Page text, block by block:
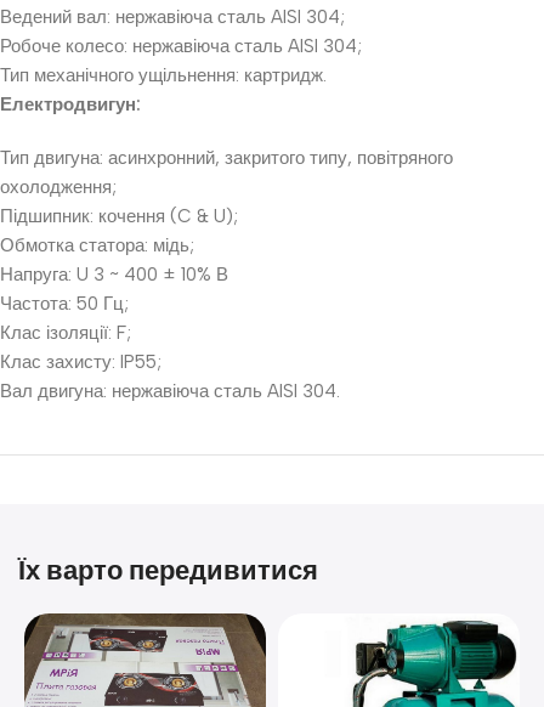
Ведений вал: нержавіюча сталь AISI 304;
Робоче колесо: нержавіюча сталь AISI 304;
Тип механічного ущільнення: картридж.
Електродвигун:
Тип двигуна: асинхронний, закритого типу, повітряного
охолодження;
Підшипник: кочення (C & U);
Обмотка статора: мідь;
Напруга: U 3 ~ 400 ± 10% В
Частота: 50 Гц;
Клас ізоляції: F;
Клас захисту: IP55;
Вал двигуна: нержавіюча сталь AISI 304.
Їх варто передивитися